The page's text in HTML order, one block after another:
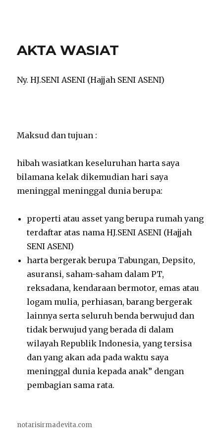
AKTA WASIAT
Ny. HJ.SENI ASENI (Hajjah SENI ASENI)
Maksud dan tujuan :
hibah wasiatkan keseluruhan harta saya
bilamana kelak dikemudian hari saya
meninggal meninggal dunia berupa:
properti atau asset yang berupa rumah yang
terdaftar atas nama HJ.SENI ASENI (Hajjah
SENI ASENI)
harta bergerak berupa Tabungan, Depsito,
asuransi, saham-saham dalam PT,
reksadana, kendaraan bermotor, emas atau
logam mulia, perhiasan, barang bergerak
lainnya serta seluruh benda berwujud dan
tidak berwujud yang berada di dalam
wilayah Republik Indonesia, yang tersisa
dan yang akan ada pada waktu saya
meninggal dunia kepada anak” dengan
pembagian sama rata.
notarisirmadevita.com